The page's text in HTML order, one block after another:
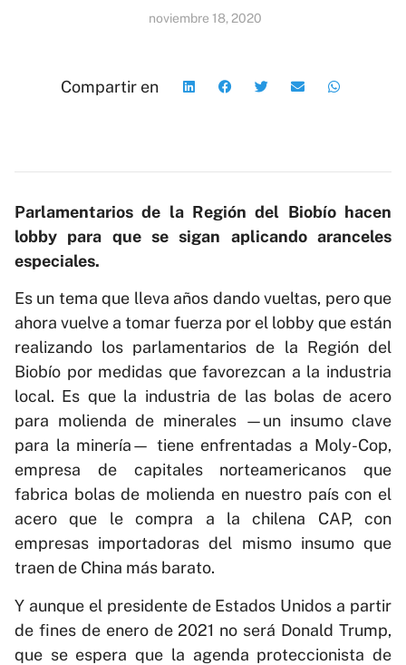
noviembre 18, 2020
Compartir en
Parlamentarios de la Región del Biobío hacen
lobby para que se sigan aplicando aranceles
especiales.
Es un tema que lleva años dando vueltas, pero que
ahora vuelve a tomar fuerza por el lobby que están
realizando los parlamentarios de la Región del
Biobío por medidas que favorezcan a la industria
local. Es que la industria de las bolas de acero
para molienda de minerales —un insumo clave
para la minería— tiene enfrentadas a Moly-Cop,
empresa de capitales norteamericanos que
fabrica bolas de molienda en nuestro país con el
acero que le compra a la chilena CAP, con
empresas importadoras del mismo insumo que
traen de China más barato.
Y aunque el presidente de Estados Unidos a partir
de fines de enero de 2021 no será Donald Trump,
que se espera que la agenda proteccionista de